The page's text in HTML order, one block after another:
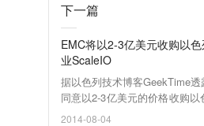
下一篇
EMC将以2-3亿美元收购以
业ScaleIO
据以色列技术博客GeekTime
同意以2-3亿美元的价格收购以
业ScaleIO，目前交易尚处在最
2014-08-04